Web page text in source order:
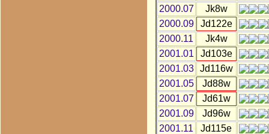
2000.07
Jk8w
2000.09
Jd122e
2000.11
Jk4w
2001.01
Jd103e
2001.03
Jd116w
2001.05
Jd88w
2001.07
Jd61w
2001.09
Jd96w
2001.11
Jd115e